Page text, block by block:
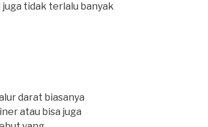
tidak terlalu banyak
darat biasanya
atau bisa juga